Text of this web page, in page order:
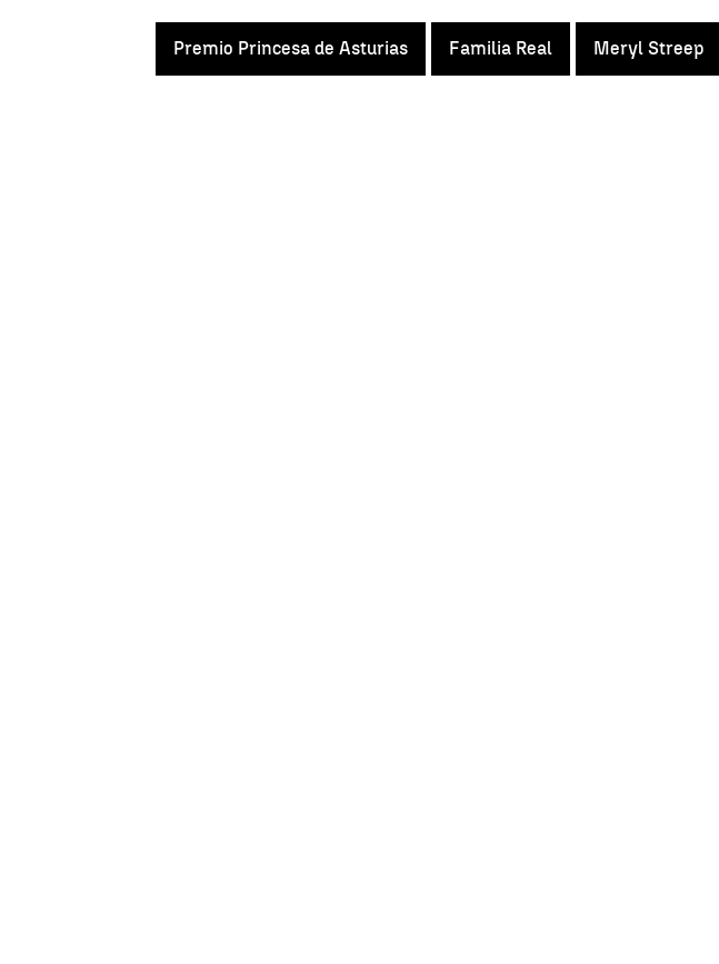
Premio Princesa de Asturias Familia Real Meryl Streep